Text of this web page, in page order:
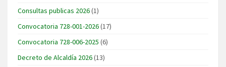
Consultas publicas 2026(1)
Convocatoria 728-001-2026(17)
Convocatoria 728-006-2025 (6)
Decreto de Alcaldía 2026(13)